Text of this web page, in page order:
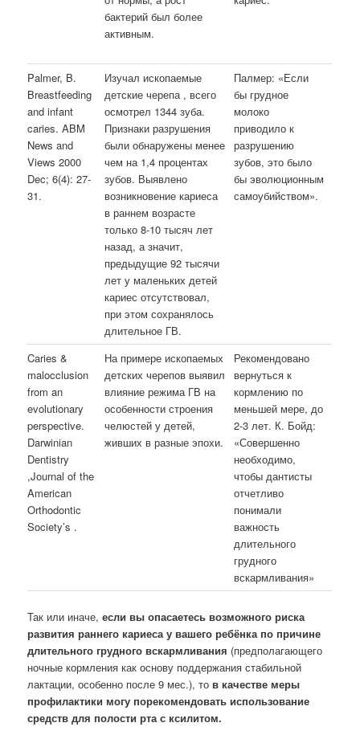
бактерий был более
активным.
Palmer, B.
Breastfeeding
and infant
caries. ABM
News and
Views 2000
Dec; 6(4): 27-
31.
Изучал ископаемые
детские черепа , всего
осмотрел 1344 зуба.
Признаки разрушения
были обнаружены менее
чем на 1,4 процентах
зубов. Выявлено
возникновение кариеса
в раннем возрасте
только 8-10 тысяч лет
назад, а значит,
предыдущие 92 тысячи
лет у маленьких детей
кариес отсутствовал,
при этом сохранялось
длительное ГВ.
Палмер: «Если
бы грудное
молоко
приводило к
разрушению
зубов, это было
бы эволюционным
самоубийством».
Caries &
malocclusion
from an
evolutionary
perspective.
Darwinian
Dentistry
,Journal of the
American
Orthodontic
Society’s .
На примере ископаемых
детских черепов выявил
влияние режима ГВ на
особенности строения
челюстей у детей,
живших в разные эпохи.
Рекомендовано
вернуться к
кормлению по
меньшей мере, до
2-3 лет. К. Бойд:
«Совершенно
необходимо,
чтобы дантисты
отчетливо
понимали
важность
длительного
грудного
вскармливания»
Так или иначе,если вы опасаетесь возможного риска
развития раннего кариеса у вашего ребёнка по причине
длительного грудного вскармливания (предполагающего
ночные кормления как основу поддержания стабильной
лактации, особенно после 9 мес.), то в качестве меры
профилактики могу порекомендовать использование
средств для полости рта с ксилитом.